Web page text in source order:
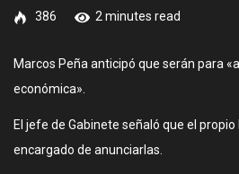
386 2 minutes read
Marcos Peña anticipó que serán para
económica».
El jefe de Gabinete señaló que el
encargado de anunciarlas.